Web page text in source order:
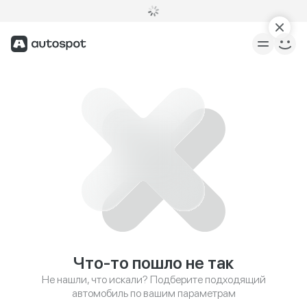
Что-то пошло не так
Не нашли, что искали? Подберите подходящий
автомобиль по вашим параметрам